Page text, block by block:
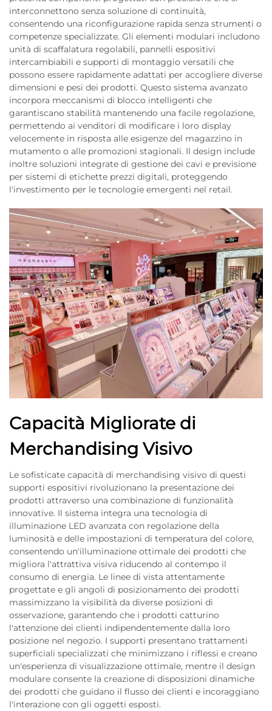
interconnettono senza soluzione di continuità,
consentendo una riconfigurazione rapida senza strumenti o
competenze specializzate. Gli elementi modulari includono
unità di scaffalatura regolabili, pannelli espositivi
intercambiabili e supporti di montaggio versatili che
possono essere rapidamente adattati per accogliere diverse
dimensioni e pesi dei prodotti. Questo sistema avanzato
incorpora meccanismi di blocco intelligenti che
garantiscano stabilità mantenendo una facile regolazione,
permettendo ai venditori di modificare i loro display
velocemente in risposta alle esigenze del magazzino in
mutamento o alle promozioni stagionali. Il design include
inoltre soluzioni integrate di gestione dei cavi e previsione
per sistemi di etichette prezzi digitali, proteggendo
l'investimento per le tecnologie emergenti nel retail.
Capacità Migliorate di
Merchandising Visivo
Le sofisticate capacità di merchandising visivo di questi
supporti espositivi rivoluzionano la presentazione dei
prodotti attraverso una combinazione di funzionalità
innovative. Il sistema integra una tecnologia di
illuminazione LED avanzata con regolazione della
luminosità e delle impostazioni di temperatura del colore,
consentendo un'illuminazione ottimale dei prodotti che
migliora l'attrattiva visiva riducendo al contempo il
consumo di energia. Le linee di vista attentamente
progettate e gli angoli di posizionamento dei prodotti
massimizzano la visibilità da diverse posizioni di
osservazione, garantendo che i prodotti catturino
l'attenzione dei clienti indipendentemente dalla loro
posizione nel negozio. I supporti presentano trattamenti
superficiali specializzati che minimizzano i riflessi e creano
un'esperienza di visualizzazione ottimale, mentre il design
modulare consente la creazione di disposizioni dinamiche
dei prodotti che guidano il flusso dei clienti e incoraggiano
l'interazione con gli oggetti esposti.